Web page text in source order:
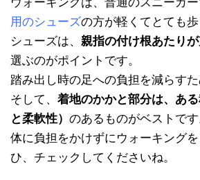
用のシューズの方が軽くてとても歩
シューズは、 親指の付け根あたり
選ぶのがポイントです。
踏み出し時の足への負担を減らすた
そして、 着地のかかと部分は、あ
と柔軟性） のあるものがベストです
体に負担をかけずにウォーキング
ひ、チェックしてくださいね。